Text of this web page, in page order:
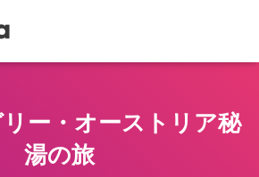
ー・オーストリア秘
湯の旅